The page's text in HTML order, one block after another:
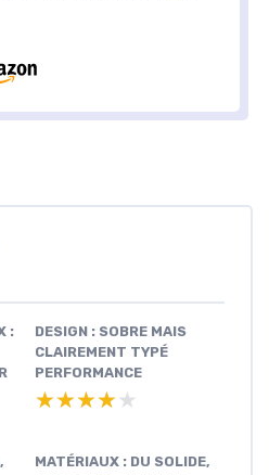
:
DESIGN : SOBRE MAIS
CLAIREMENT TYPÉ
PERFORMANCE
★★★★★
★★★★★
MATÉRIAUX : DU SOLIDE,